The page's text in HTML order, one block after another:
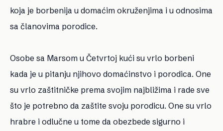
koja je borbenija u domaćim okruženjima i u odnosima
sa članovima porodice.
Osobe sa Marsom u Četvrtoj kući su vrlo borbeni
kada je u pitanju njihovo domaćinstvo i porodica. One
su vrlo zaštitničke prema svojim najbližima i rade sve
što je potrebno da zaštite svoju porodicu. One su vrlo
hrabre i odlučne u tome da obezbede sigurno i